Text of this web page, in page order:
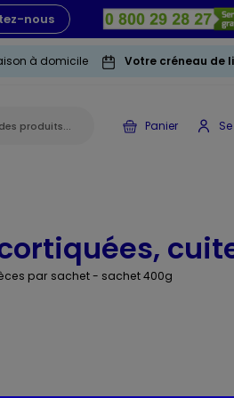
nous
à domicile Votre créneau de
Panier
par sachet - sachet 400g